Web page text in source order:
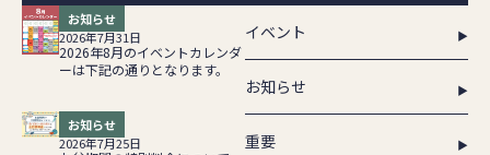
お知らせ
2026年7月31日
2026年8月のイベントカレンダ
ーは下記の通りとなります。
お知らせ
2026年7月25日
イベント
お知らせ
重要